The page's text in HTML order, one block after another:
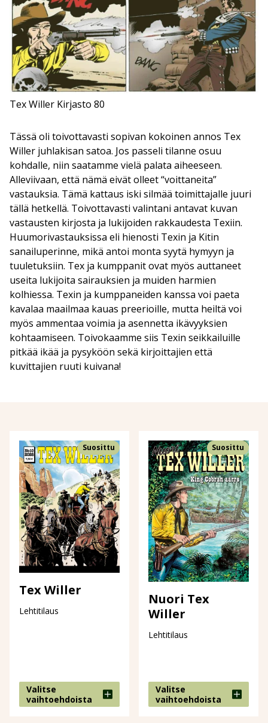
Tex Willer Kirjasto 80
Tässä oli toivottavasti sopivan kokoinen annos Tex
Willer juhlakisan satoa. Jos passeli tilanne osuu
kohdalle, niin saatamme vielä palata aiheeseen.
Alleviivaan, että nämä eivät olleet “voittaneita”
vastauksia. Tämä kattaus iski silmää toimittajalle juuri
tällä hetkellä. Toivottavasti valintani antavat kuvan
vastausten kirjosta ja lukijoiden rakkaudesta Texiin.
Huumorivastauksissa eli hienosti Texin ja Kitin
sanailuperinne, mikä antoi monta syytä hymyyn ja
tuuletuksiin. Tex ja kumppanit ovat myös auttaneet
useita lukijoita sairauksien ja muiden harmien
kolhiessa. Texin ja kumppaneiden kanssa voi paeta
kavalaa maailmaa kauas preerioille, mutta heiltä voi
myös ammentaa voimia ja asennetta ikävyyksien
kohtaamiseen. Toivokaamme siis Texin seikkailuille
pitkää ikää ja pysyköön sekä kirjoittajien että
kuvittajien ruuti kuivana!
Tex Willer
Suosittu
Lehtitilaus
Valitse
vaihtoehdoista
Nuori Tex
Willer
Suosittu
Lehtitilaus
Valitse
vaihtoehdoista